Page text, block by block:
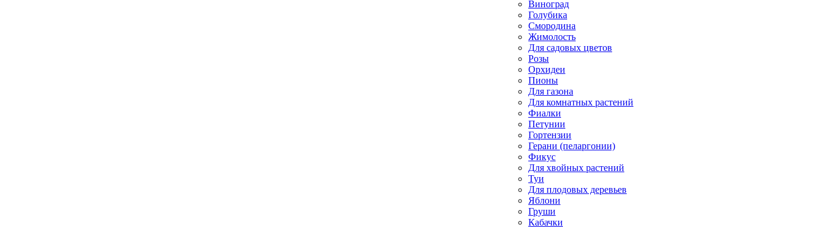
Виноград
Голубика
Смородина
Жимолость
Для садовых цветов
Розы
Орхидеи
Пионы
Для газона
Для комнатных растений
Фиалки
Петунии
Гортензии
Герани (пеларгонии)
Фикус
Для хвойных растений
Туи
Для плодовых деревьев
Яблони
Груши
Кабачки